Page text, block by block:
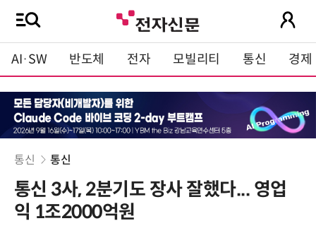
AI·SW 반도체 전자 모빌리티 통신 경제
통신 통신
통신 3사, 2분기도 장사 잘했다... 영업
익 1조2000억원